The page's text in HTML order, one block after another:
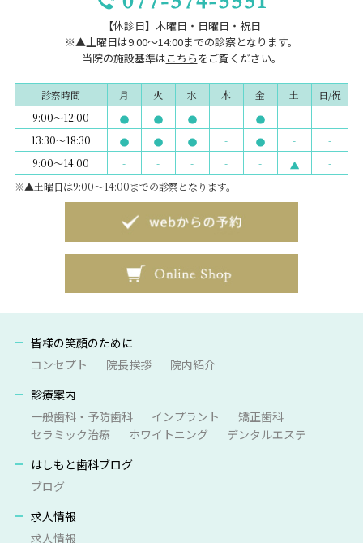
【休診日】木曜日・日曜日・祝日
※▲土曜日は9:00～14:00までの診察となります。
当院の施設基準はこちら をご覧ください。
診察時間 月 火 水 木 金 土
日/祝
9:00～12:00
- -
-
13:30～18:30
- -
-
9:00～14:00
- - - - -
-
※▲土曜日は9:00～14:00までの診察となります。
皆様の笑顔のために
コンセプト
院長挨拶
院内紹介
診療案内
一般歯科・予防歯科
インプラント
矯正歯科
セラミック治療
ホワイトニング
デンタルエステ
はしもと歯科ブログ
ブログ
求人情報
求人情報